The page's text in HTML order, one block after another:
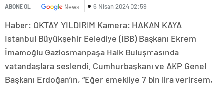
ABONE OL News 6 Nisan 2024 02:59
Haber: OKTAY YILDIRIM Kamera: HAKAN KAYA
İstanbul Büyükşehir Belediye (İBB) Başkanı Ekrem
İmamoğlu Gaziosmanpaşa Halk Buluşmasında
vatandaşlara seslendi. Cumhurbaşkanı ve AKP Genel
Başkanı Erdoğan’ın, “Eğer emekliye 7 bin lira verirsem,